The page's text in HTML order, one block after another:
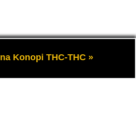
– Wszelkie prawa zastrzeżone
konopi 420 w Polsce i na świecie.
Konopi THC-THC »